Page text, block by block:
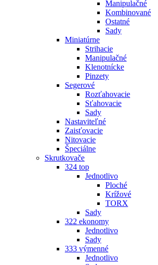
Manipulačné
Kombinované
Ostatné
Sady
Miniatúrne
Strihacie
Manipulačné
Klenotnícke
Pinzety
Segerové
Rozťahovacie
Sťahovacie
Sady
Nastaviteľné
Zaisťovacie
Nitovacie
Špeciálne
Skrutkovače
324 top
Jednotlivo
Ploché
Krížové
TORX
Sady
322 ekonomy
Jednotlivo
Sady
333 výmenné
Jednotlivo